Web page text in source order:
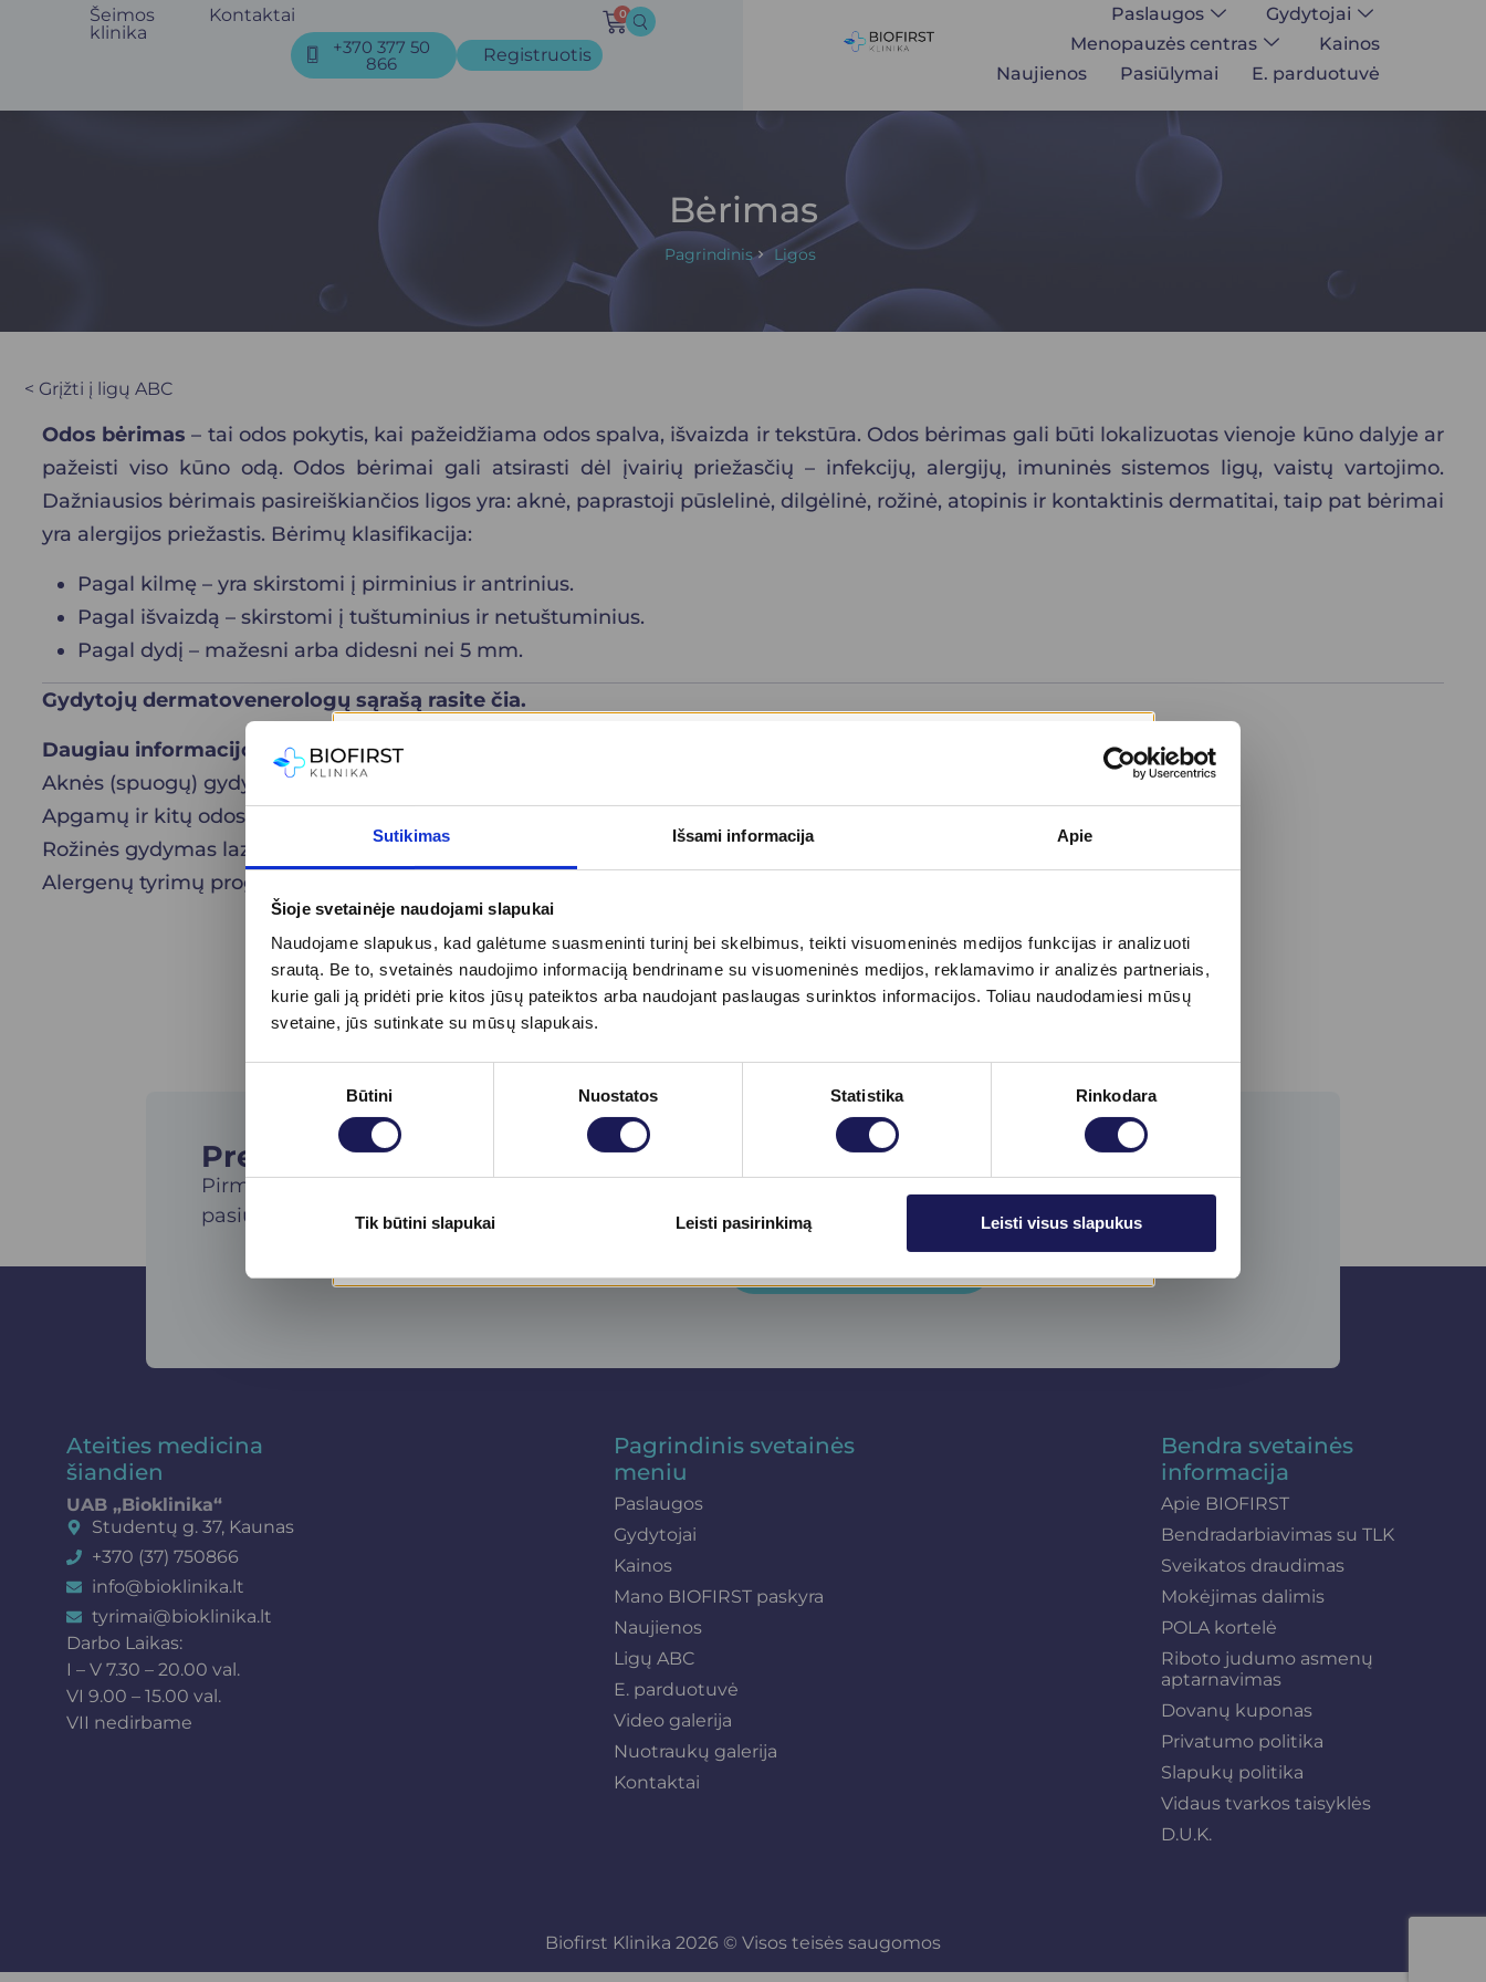
Sutikimas Išsami informacija Apie
Šioje svetainėje naudojami slapukai
Naudojame slapukus, kad galėtume suasmeninti turinį bei skelbimus, teikti visuomeninės medijos funkcijas ir analizuoti
srautą. Be to, svetainės naudojimo informaciją bendriname su visuomeninės medijos, reklamavimo ir analizės partneriais,
kurie gali ją pridėti prie kitos jūsų pateiktos arba naudojant paslaugas surinktos informacijos. Toliau naudodamiesi mūsų
svetaine, jūs sutinkate su mūsų slapukais.
Būtini Nuostatos Statistika Rinkodara
Tik būtini slapukai Leisti pasirinkimą Leisti visus slapukus
Šeimos
klinika
Kontaktai
+370 377 50
866 Registruotis
0 Paslaugos
Gydytojai
Menopauzės centras
Kainos
Naujienos
Pasiūlymai E. parduotuvė
Bėrimas
Pagrindinis Ligos
< Grįžti į ligų ABC
Odos bėrimas – tai odos pokytis, kai pažeidžiama odos spalva, išvaizda ir tekstūra. Odos bėrimas gali būti lokalizuotas vienoje kūno dalyje ar
pažeisti viso kūno odą. Odos bėrimai gali atsirasti dėl įvairių priežasčių – infekcijų, alergijų, imuninės sistemos ligų, vaistų vartojimo.
Dažniausios bėrimais pasireiškiančios ligos yra: aknė, paprastoji pūslelinė, dilgėlinė, rožinė, atopinis ir kontaktinis dermatitai, taip pat bėrimai
yra alergijos priežastis. Bėrimų klasifikacija:
Pagal kilmę – yra skirstomi į pirminius ir antrinius.
Pagal išvaizdą – skirstomi į tuštuminius ir netuštuminius.
Pagal dydį – mažesni arba didesni nei 5 mm.
Gydytojų dermatovenerologų sąrašą rasite čia.
Daugiau informacijos apie klinikoje atliekamas bėrimų gydymo paslaugas bei kainas:
Aknės (spuogų) gydymas
Apgamų ir kitų odos darinių šalinimas
Rožinės gydymas lazeriu
Alergenų tyrimų programos
Prenumeruokite naujienlaiškį​
Pirmieji gaukite specialius klinikos
pasiūlymus ir sužinokite apie naujienas!
Ateities medicina
šiandien
UAB „Bioklinika“
Studentų g. 37, Kaunas
+370 (37) 750866
info@bioklinika.lt
tyrimai@bioklinika.lt
Darbo Laikas:
I – V 7.30 – 20.00 val.
VI 9.00 – 15.00 val.
VII nedirbame
Pagrindinis svetainės
meniu
Paslaugos
Gydytojai
Kainos
Mano BIOFIRST paskyra
Naujienos
Ligų ABC
E. parduotuvė
Video galerija
Nuotraukų galerija
Kontaktai
Bendra svetainės
informacija
Apie BIOFIRST
Bendradarbiavimas su TLK
Sveikatos draudimas
Mokėjimas dalimis
POLA kortelė
Riboto judumo asmenų
aptarnavimas
Dovanų kuponas
Privatumo politika
Slapukų politika
Vidaus tvarkos taisyklės
D.U.K.
Biofirst Klinika 2026 © Visos teisės saugomos
Skaityti daugiau